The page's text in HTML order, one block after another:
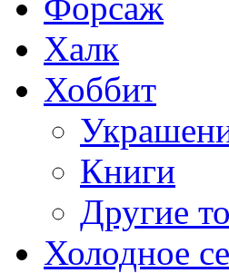
Халк
Хоббит
Книги
Другие
Холодное